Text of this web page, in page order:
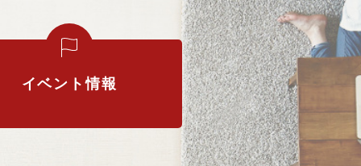
イベント情報